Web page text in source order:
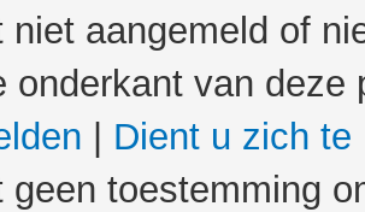
niet aangemeld of
onderkant van
Dient u zich te
geen toestemming